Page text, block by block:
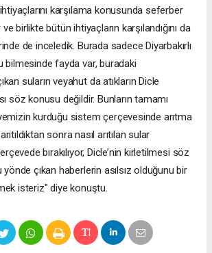
karşılama konusunda seferber
birlikte bütün ihtiyaçların karşılandığını da
de inceledik. Burada sadece Diyarbakırlı
bilmesinde fayda var, buradaki
suların veyahut da atıkların Dicle
söz konusu değildir. Bunların tamamı
kurduğu sistem çerçevesinde arıtma
sonra nasıl arıtılan sular
bırakılıyor, Dicle’nin kirletilmesi söz
çıkan haberlerin asılsız olduğunu bir
isteriz" diye konuştu.